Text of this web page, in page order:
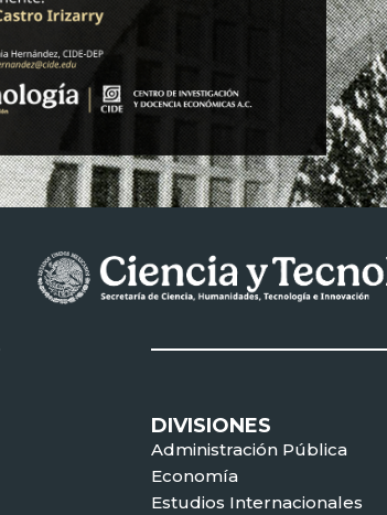
DIVISIONES
Administración Pública
Economía
Estudios Internacionales